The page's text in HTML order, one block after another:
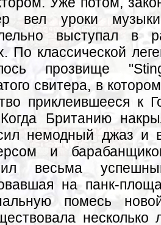
вел уроки
выступал в
По классической
прозвище
свитера, в
приклеившееся к
Британию
немодный джаз и
и
весьма
на панк-
помесь